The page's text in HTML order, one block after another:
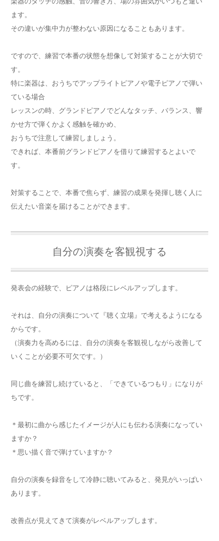
ます。
その違いが集中力が整わない原因になることもあります。
ですので、練習で本番の状態を想像して対策することが大切で
す。
特に楽器は、おうちでアップライトピアノや電子ピアノで弾い
ている場合
レッスンの時、グランドピアノでどんなタッチ、バランス、響
かせ方で弾くかよく感触を確かめ、
おうちで注意して練習しましょう。
できれば、本番前グランドピアノを借りて練習するとよいで
す。
対策することで、本番で焦らず、練習の成果を発揮し聴く人に
伝えたい音楽を届けることができます。
自分の演奏を客観視する
発表会の経験で、ピアノは格段にレベルアップします。
それは、自分の演奏について『聴く立場』で考えるようになる
からです。
（演奏力を高めるには、自分の演奏を客観視しながら改善して
いくことが必要不可欠です。）
同じ曲を練習し続けていると、「できているつもり」になりが
ちです。
＊最初に曲から感じたイメージが人にも伝わる演奏になってい
ますか？
＊思い描く音で弾けていますか？
自分の演奏を録音をして冷静に聴いてみると、発見がいっぱい
あります。
改善点が見えてきて演奏がレベルアップします。